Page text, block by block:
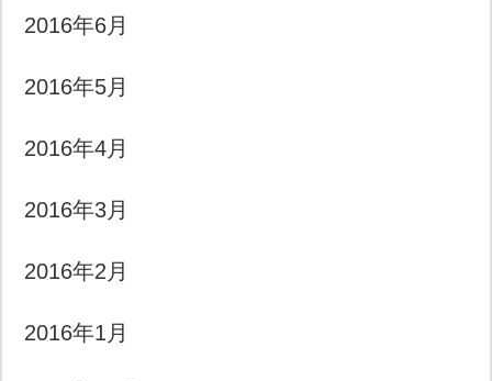
2016年6月
2016年5月
2016年4月
2016年3月
2016年2月
2016年1月